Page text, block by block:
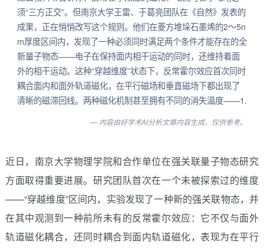
须“三方正交”。但南京大学王雷、于葛亮团队在《自然》发表的
成果，正在悄悄改写这个规则。他们在菱方堆垛石墨烯的2～5n
m厚度区间内，发现了一种必须同时满足两个条件才能存在的全
新量子物态——电子在保持面内相干运动的同时，还维持着面
外的相干运动。这种“穿越维度”状态下，反常霍尔效应首次同时
耦合面内和面外轨道磁化，在平行磁场和垂直磁场下都出现了
清晰的磁滞回线。两种磁化机制甚至拥有不同的消失温度——1.
— 内容由好学术AI分析文章内容生成，仅供参考。
近日，南京大学物理学院和合作单位在强关联量子物态研究
方面取得重要进展。研究团队首次在一个未被探索过的维度
——“穿越维度”区间内，实验发现了一种新的强关联物态，并
在其中观测到一种前所未有的反常霍尔效应：它不仅与面外
轨道磁化耦合，还同时耦合到面内轨道磁化，表现为在平行